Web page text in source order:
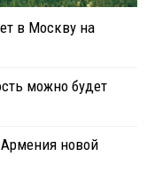
в Москву на
можно будет
Армения новой